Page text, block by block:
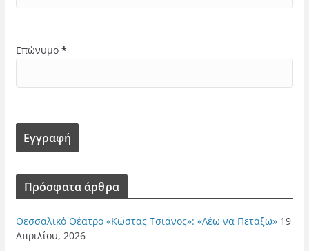
Επώνυμο *
Πρόσφατα άρθρα
Θεσσαλικό Θέατρο «Κώστας Τσιάνος»: «Λέω να Πετάξω» 19
Απριλίου, 2026